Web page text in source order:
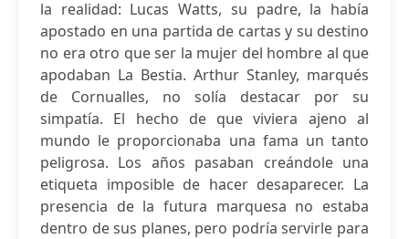
la realidad: Lucas Watts, su padre, la había
apostado en una partida de cartas y su destino
no era otro que ser la mujer del hombre al que
apodaban La Bestia. Arthur Stanley, marqués
de Cornualles, no solía destacar por su
simpatía. El hecho de que viviera ajeno al
mundo le proporcionaba una fama un tanto
peligrosa. Los años pasaban creándole una
etiqueta imposible de hacer desaparecer. La
presencia de la futura marquesa no estaba
dentro de sus planes, pero podría servirle para